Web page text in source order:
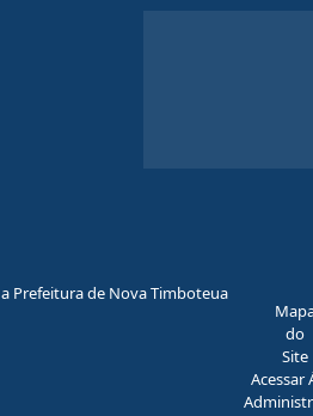
a Prefeitura de Nova Timboteua
do
Site
Acessar